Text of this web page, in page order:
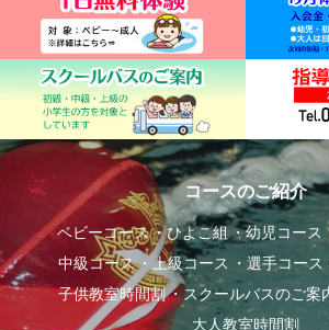
コースのご紹介
ベビーコース ひよこ組 幼児コース
中級コース
上級コース
選手コース
子供教室時間割
スクールバスのご案
大人教室時間割